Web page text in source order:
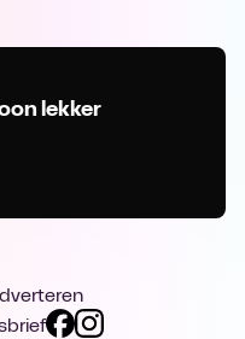
lekker